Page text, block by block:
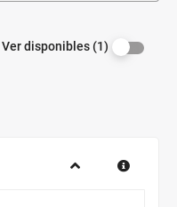
ejemplares
Ver disponibles (1)